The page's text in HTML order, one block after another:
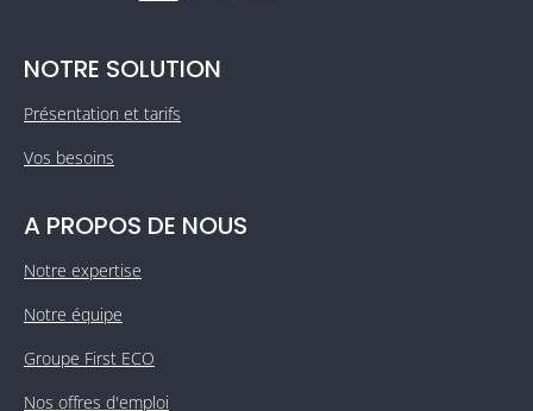
NOTRE SOLUTION
Présentation et tarifs
Vos besoins
A PROPOS DE NOUS
Notre expertise
Notre équipe
Groupe First ECO
Nos offres d'emploi